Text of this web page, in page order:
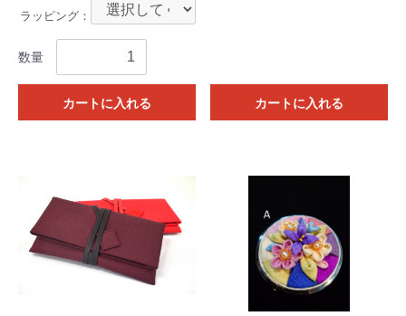
ラッピング：
数量
カートに入れる カートに入れる